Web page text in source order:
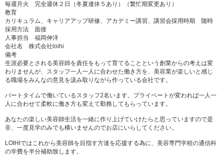
毎週月火 完全週休２日（冬夏連休５あり）（繁忙期変更あり）
教育
カリキュラム、キャリアアップ研修、アカデミー講習、講習会採用時期 随時
採用方法 面接
人事担当 福岡伸洋
会社名 株式会社loihi
備考
生涯必要とされる美容師を責任をもって育てることという創業からの考えは変
わりませんが、スタッフ一人一人に合わせた働き方を、美容業が楽しいと感じ
る職場をみんなの意見を汲み取りながら作っている会社です。
パートタイムで働いているスタッフ2名います。プライベートが変われば一人一
人に合わせて柔軟に働き方も変えて勤務してもらっています。
あなたの楽しい美容師生活を一緒に作り上げていけたらと思っていますので是
非、一度見学のみでも構いませんのでお店にいらしてください。
LOIHIではこれから美容師を目指す方達を応援する為に、美容専門学校の通信科
の学費を半分補助致します。